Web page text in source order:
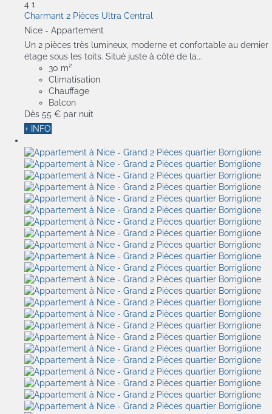
4 1
Charmant 2 Pièces Ultra Central
Nice - Appartement
Un 2 pièces très lumineux, moderne et confortable au dernier
étage sous les toits. Situé juste à côté de la...
30 m²
Climatisation
Chauffage
Balcon
Dès 55 € par nuit
+ INFO